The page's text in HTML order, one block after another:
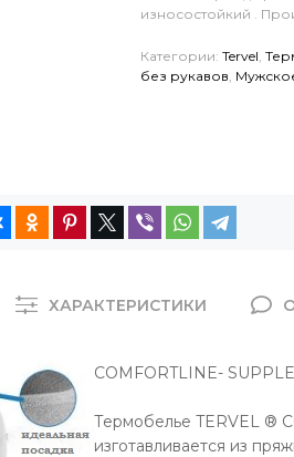
износостойкий .
Категории: Tervel,
без рукавов,
ХАРАКТЕРИСТИКИ
COMFORTLINE-
Термобелье TERVEL ®
изготавливается из